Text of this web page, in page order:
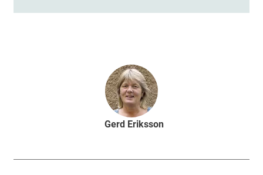
Gerd Eriksson